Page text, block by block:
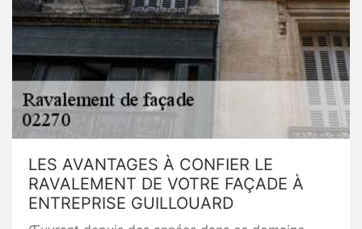
LES AVANTAGES À CONFIER LE
RAVALEMENT DE VOTRE FAÇADE À
ENTREPRISE GUILLOUARD